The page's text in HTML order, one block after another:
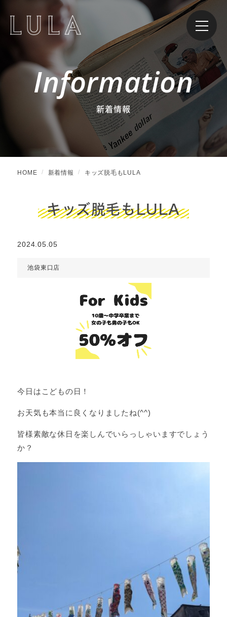
Information
新着情報
HOME 新着情報 キッズ脱毛もLULA
キッズ脱毛もLULA
2024.05.05
池袋東口店
今日はこどもの日！
お天気も本当に良くなりましたね(^^)
皆様素敵な休日を楽しんでいらっしゃいますでしょう
か？